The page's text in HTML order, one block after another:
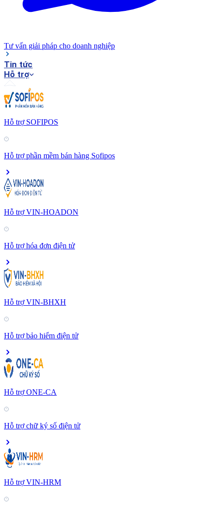
Tư vấn giải pháp cho doanh nghiệp
Tin tức
Hỗ trợ
Hỗ trợ SOFIPOS
Hỗ trợ phần mềm bán hàng Sofipos
Hỗ trợ VIN-HOADON
Hỗ trợ hóa đơn điện tử
Hỗ trợ VIN-BHXH
Hỗ trợ bảo hiểm điện tử
Hỗ trợ ONE-CA
Hỗ trợ chữ ký số điện tử
Hỗ trợ VIN-HRM